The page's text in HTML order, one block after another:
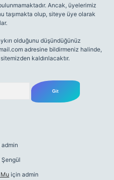
Ancak, üyelerimiz
taşımakta olup, siteye üye olarak
olduğunu düşündüğünüz
adresine bildirmeniz halinde,
kaldırılacaktır.
admin
Şengül
için admin